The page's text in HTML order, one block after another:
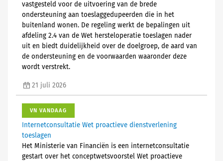
vastgesteld voor de uitvoering van de brede
ondersteuning aan toeslaggedupeerden die in het
buitenland wonen. De regeling werkt de bepalingen uit
afdeling 2.4 van de Wet hersteloperatie toeslagen nader
uit en biedt duidelijkheid over de doelgroep, de aard van
de ondersteuning en de voorwaarden waaronder deze
wordt verstrekt.
21 juli 2026
VN VANDAAG
Internetconsultatie Wet proactieve dienstverlening
toeslagen
Het Ministerie van Financiën is een internetconsultatie
gestart over het conceptwetsvoorstel Wet proactieve